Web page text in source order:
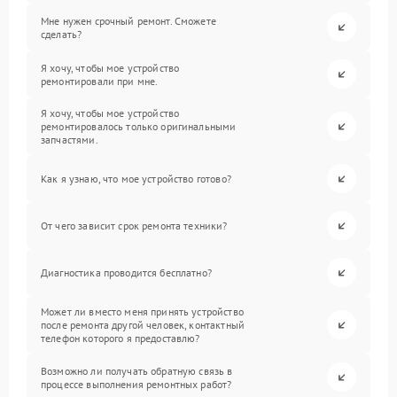
Мне нужен срочный ремонт. Сможете
сделать?
Я хочу, чтобы мое устройство
ремонтировали при мне.
Я хочу, чтобы мое устройство
ремонтировалось только оригинальными
запчастями.
Как я узнаю, что мое устройство готово?
От чего зависит срок ремонта техники?
Диагностика проводится бесплатно?
Может ли вместо меня принять устройство
после ремонта другой человек, контактный
телефон которого я предоставлю?
Возможно ли получать обратную связь в
процессе выполнения ремонтных работ?